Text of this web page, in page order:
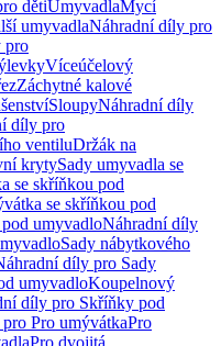
dětiUmyvadlaMycí
umyvadlaNáhradní díly pro
pro
Víceúčelový
Záchytné kalové
SloupyNáhradní díly
díly pro
ventiluDržák na
krytySady umyvadla se
se skříňkou pod
se skříňkou pod
umyvadloNáhradní díly
Sady nábytkového
díly pro Sady
umyvadloKoupelnový
díly pro Skříňky pod
Pro umývátkaPro
Pro dvojitá